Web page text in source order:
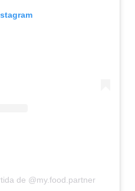
de @my.food.partner